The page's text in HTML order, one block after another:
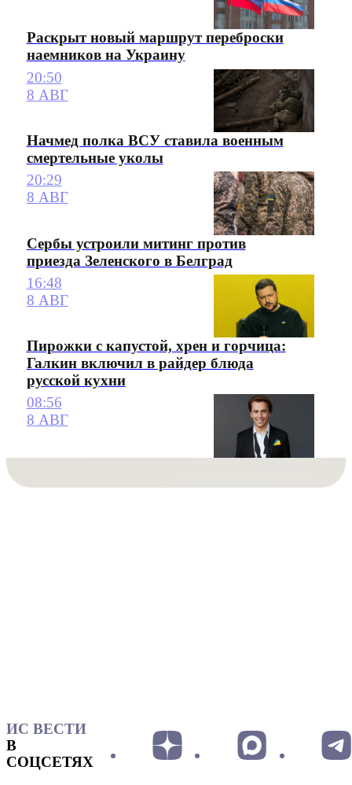
Раскрыт новый маршрут переброски
наемников на Украину
20:50
8 АВГ
Начмед полка ВСУ ставила военным
смертельные уколы
20:29
8 АВГ
Сербы устроили митинг против
приезда Зеленского в Белград
16:48
8 АВГ
Пирожки с капустой, хрен и горчица:
Галкин включил в райдер блюда
русской кухни
08:56
8 АВГ
ИС ВЕСТИ
В
СОЦСЕТЯХ